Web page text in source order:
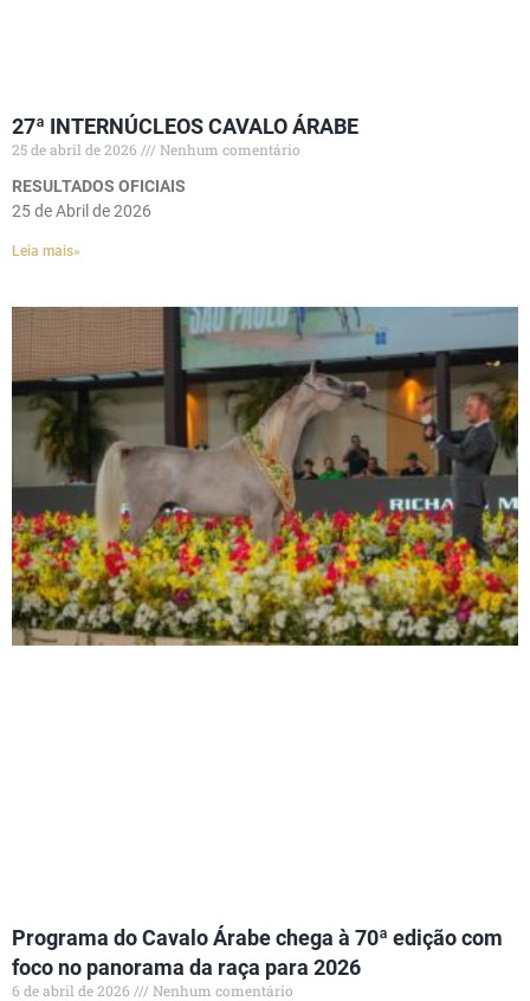
27ª INTERNÚCLEOS CAVALO ÁRABE
25 de abril de 2026
Nenhum comentário
RESULTADOS OFICIAIS
25 de Abril de 2026
Leia mais»
Programa do Cavalo Árabe chega à 70ª edição com
foco no panorama da raça para 2026
6 de abril de 2026
Nenhum comentário